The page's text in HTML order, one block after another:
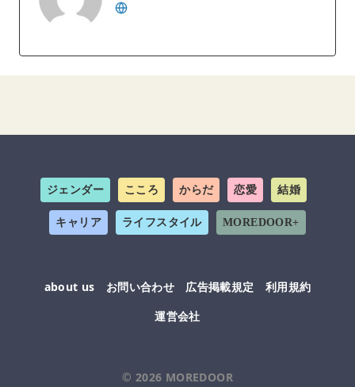
ジェンダー こころ からだ 恋愛 結婚
キャリア ライフスタイル MOREDOOR+
about us お問い合わせ 広告掲載規定
利用規約
運営会社
© 2026 MOREDOOR